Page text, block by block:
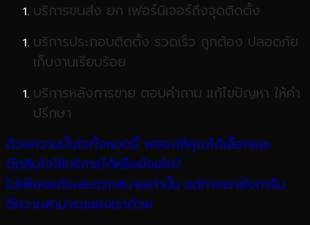
บริการขนส่ง ยก เฟอร์นิเจอร์ถึงจุดติดตั้ง
บริการประกอบติดตั้ง รวดเร็ว ถูกต้อง ปลอดภัย
เก็บงานเรียบร้อย
บริการหลังการขาย ตอบคำถาม แก้ไขปัญหา ให้คำ
ปรึกษา
ด้วยความมั่นใจทั้งหมดนี้ พอจะให้คุณได้เลือกเเละ
ตัดสินใจใช้บริการได้หรือยังเอ๋ย?
ไม่เพียงแต่จะสะดวกสบายเท่านั้น เเต่ทางเรายังการัน
ตีความสามารถของเราด้วย